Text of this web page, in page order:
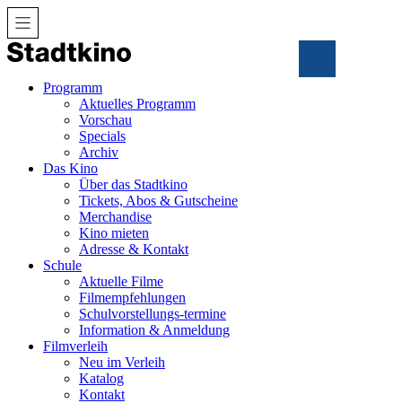
Zum
Inhalt
Programm
Aktuelles Programm
Vorschau
Specials
Archiv
Das Kino
Über das Stadtkino
Tickets, Abos & Gutscheine
Merchandise
Kino mieten
Adresse & Kontakt
Schule
Aktuelle Filme
Filmempfehlungen
Schulvorstellungs-termine
Information & Anmeldung
Filmverleih
Neu im Verleih
Katalog
Kontakt